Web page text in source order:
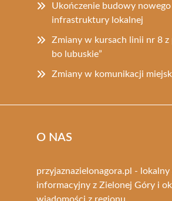
Ukończenie budowy
infrastruktury lokalnej
Zmiany w kursach linii nr 8 z
bo lubuskie”
Zmiany w komunikacji
O NAS
przyjaznazielonagora.pl - lokalny
informacyjny z Zielonej Góry i